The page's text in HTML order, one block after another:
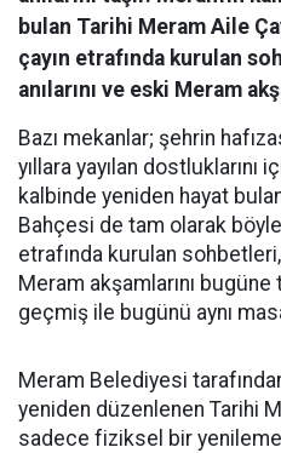
bulan Tarihi Meram Aile
çayın etrafında kurulan
anılarını ve eski Meram
Bazı mekanlar; şehrin
yıllara yayılan dostluklarını
kalbinde yeniden hayat
Bahçesi de tam olarak
etrafında kurulan
Meram akşamlarını bugüne
geçmiş ile bugünü aynı
Meram Belediyesi
yeniden düzenlenen Tarihi
sadece fiziksel bir yenileme